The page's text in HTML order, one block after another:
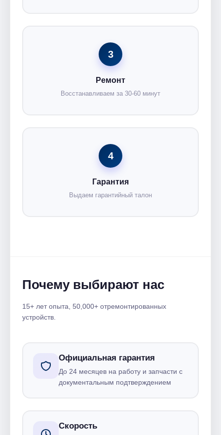
3
Ремонт
Восстанавливаем за 30-60 минут
4
Гарантия
Выдаем гарантийный талон
Почему выбирают нас
15+ лет опыта, 50,000+ отремонтированных
устройств.
Официальная гарантия
До 24 месяцев на работу и запчасти с
документальным подтверждением
Скорость